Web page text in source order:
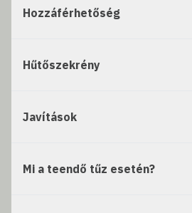
Hozzáférhetőség
Hűtőszekrény
Javítások
Mi a teendő tűz esetén?